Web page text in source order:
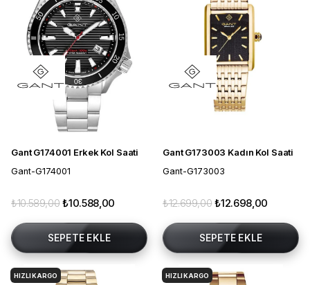
Gant G174001 Erkek Kol Saati
Gant-G174001
₺10.588,00
₺10.589,00
SEPETE EKLE
Gant G173003 Kadın Kol Saati
Gant-G173003
₺12.698,00
₺12.699,00
SEPETE EKLE
HIZLI KARGO HIZLI KARGO